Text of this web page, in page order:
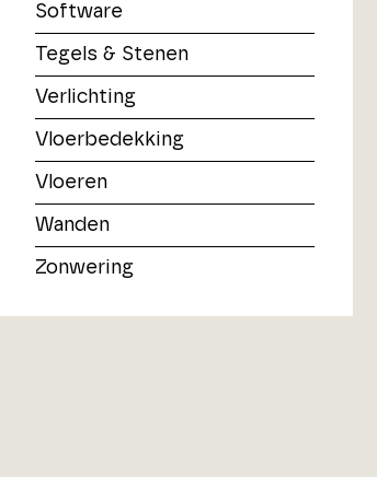
Software
Tegels & Stenen
Verlichting
Vloerbedekking
Vloeren
Wanden
Zonwering